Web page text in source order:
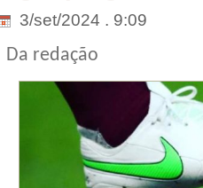
3/set/2024 . 9:09
Da redação